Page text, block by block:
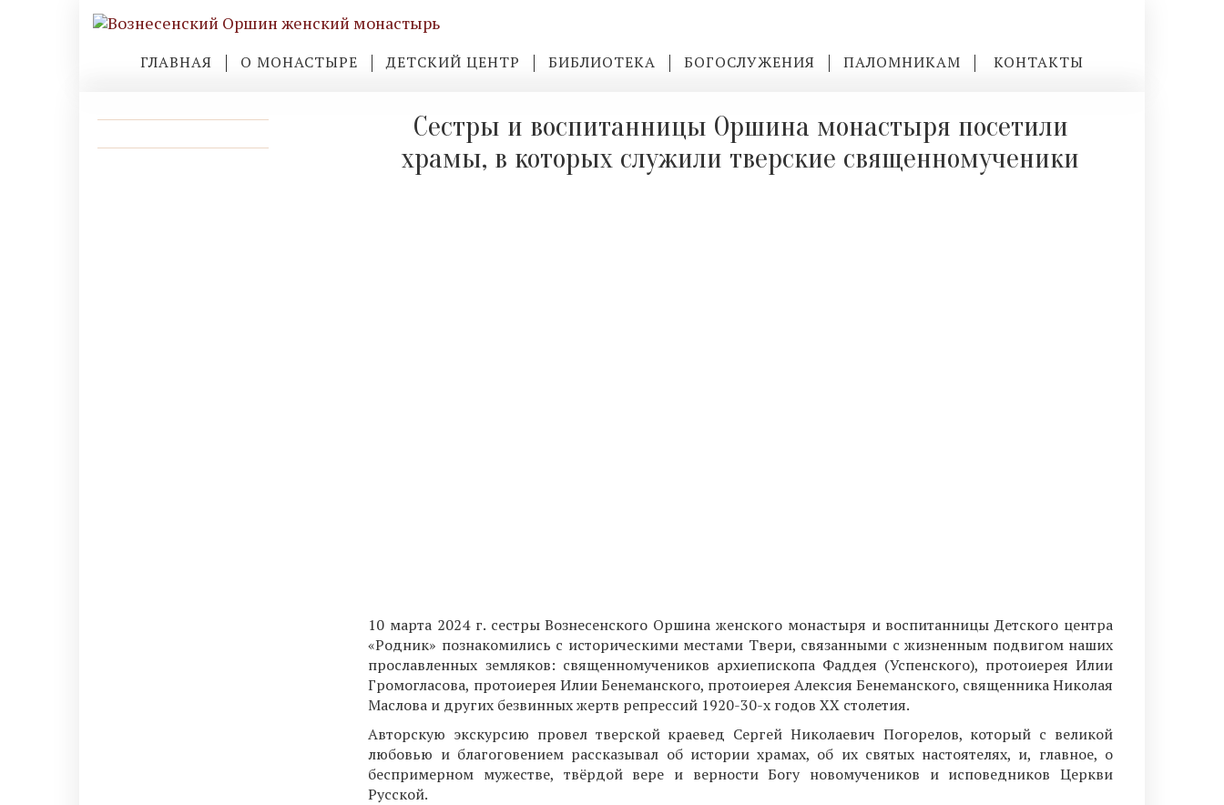
ГЛАВНАЯ О МОНАСТЫРЕ ДЕТСКИЙ ЦЕНТР БИБЛИОТЕКА БОГОСЛУЖЕНИЯ ПАЛОМНИКАМ КОНТАКТЫ
Сестры и воспитанницы Оршина монастыря посетили
храмы, в которых служили тверские священномученики
10 марта 2024 г. сестры Вознесенского Оршина женского монастыря и воспитанницы Детского центра
«Родник» познакомились с историческими местами Твери, связанными с жизненным подвигом наших
прославленных земляков: священномучеников архиепископа Фаддея (Успенского), протоиерея Илии
Громогласова, протоиерея Илии Бенеманского, протоиерея Алексия Бенеманского, священника Николая
Маслова и других безвинных жертв репрессий 1920-30-х годов XX столетия.
Авторскую экскурсию провел тверской краевед Сергей Николаевич Погорелов, который с великой
любовью и благоговением рассказывал об истории храмах, об их святых настоятелях, и, главное, о
беспримерном мужестве, твёрдой вере и верности Богу новомучеников и исповедников Церкви
Русской.